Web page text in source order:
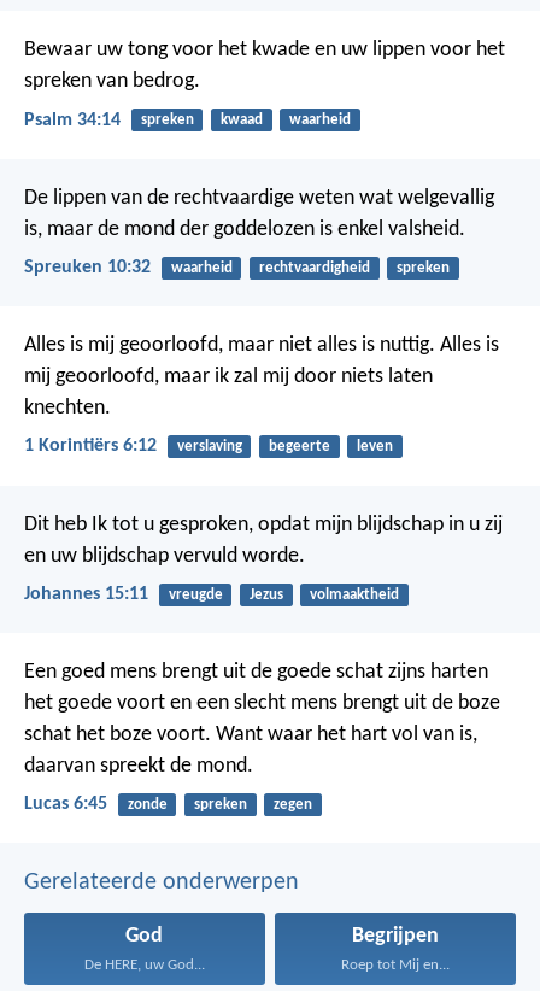
Bewaar uw tong voor het kwade en uw lippen voor het
spreken van bedrog.
Psalm 34:14 spreken kwaad waarheid
De lippen van de rechtvaardige weten wat welgevallig
is, maar de mond der goddelozen is enkel valsheid.
Spreuken 10:32 waarheid rechtvaardigheid spreken
Alles is mij geoorloofd, maar niet alles is nuttig. Alles is
mij geoorloofd, maar ik zal mij door niets laten
knechten.
1 Korintiërs 6:12 verslaving begeerte leven
Dit heb Ik tot u gesproken, opdat mijn blijdschap in u zij
en uw blijdschap vervuld worde.
Johannes 15:11 vreugde Jezus volmaaktheid
Een goed mens brengt uit de goede schat zijns harten
het goede voort en een slecht mens brengt uit de boze
schat het boze voort. Want waar het hart vol van is,
daarvan spreekt de mond.
Lucas 6:45 zonde spreken zegen
Gerelateerde onderwerpen
God
De HERE, uw God...
Begrijpen
Roep tot Mij en...